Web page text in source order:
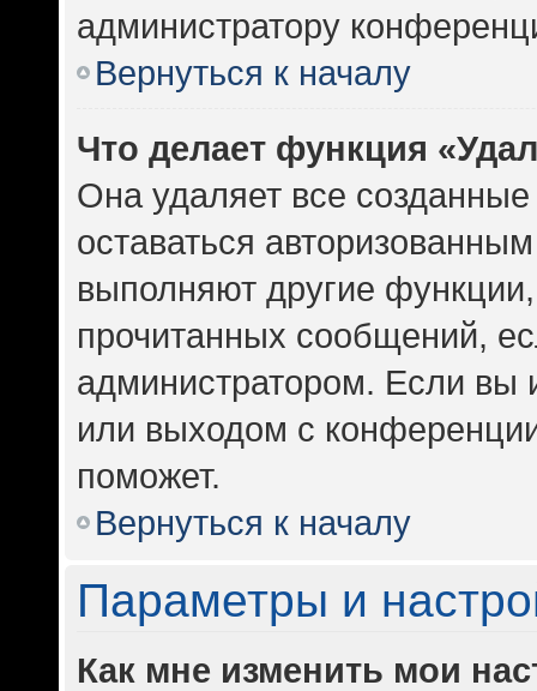
администратору
Вернуться к началу
Что делает функция
Она удаляет все
оставаться
выполняют другие
прочитанных сообщений,
администратором. Если вы
или выходом с
поможет.
Вернуться к началу
Параметры и
Как мне изменить мои